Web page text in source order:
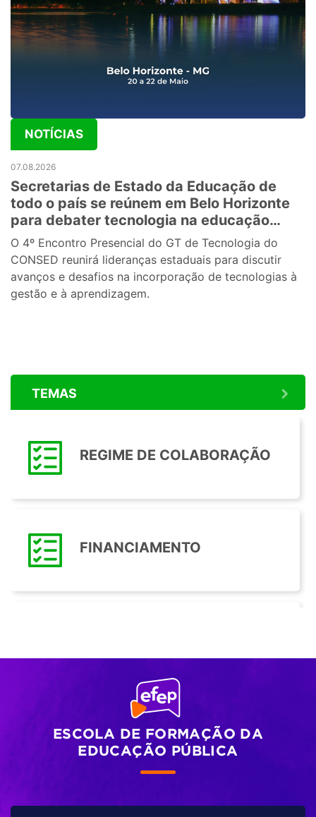
NOTÍCIAS
07.08.2026
Secretarias de Estado da Educação de
todo o país se reúnem em Belo Horizonte
para debater tecnologia na educação
pública
O 4º Encontro Presencial do GT de Tecnologia do
CONSED reunirá lideranças estaduais para discutir
avanços e desafios na incorporação de tecnologias à
gestão e à aprendizagem.
TEMAS
REGIME DE COLABORAÇÃO
FINANCIAMENTO
TEMPO INTEGRAL
ESCOLA DE FORMAÇÃO DA
EDUCAÇÃO PÚBLICA